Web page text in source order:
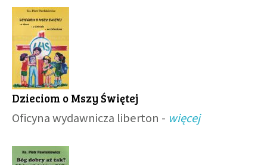
Dzieciom o Mszy Świętej
Oficyna wydawnicza liberton - więcej